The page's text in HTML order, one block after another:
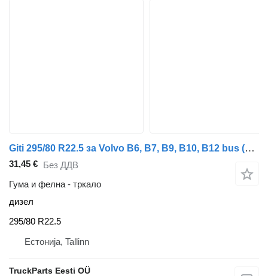
Giti 295/80 R22.5 за Volvo B6, B7, B9, B10, B12 bus (1978-2011)
31,45 € Без ДДВ
Гума и фелна - тркало
дизел
295/80 R22.5
Естонија, Tallinn
TruckParts Eesti OÜ